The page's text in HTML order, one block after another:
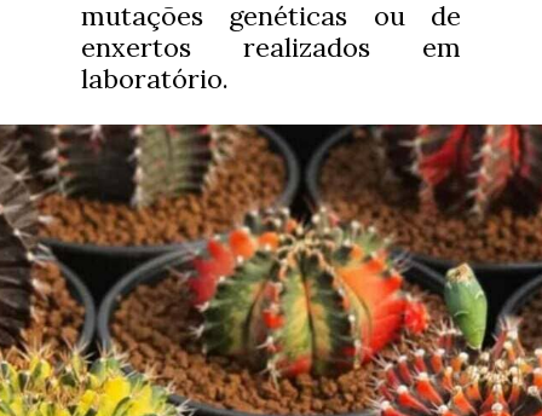
mutações genéticas ou de
enxertos realizados em
laboratório.